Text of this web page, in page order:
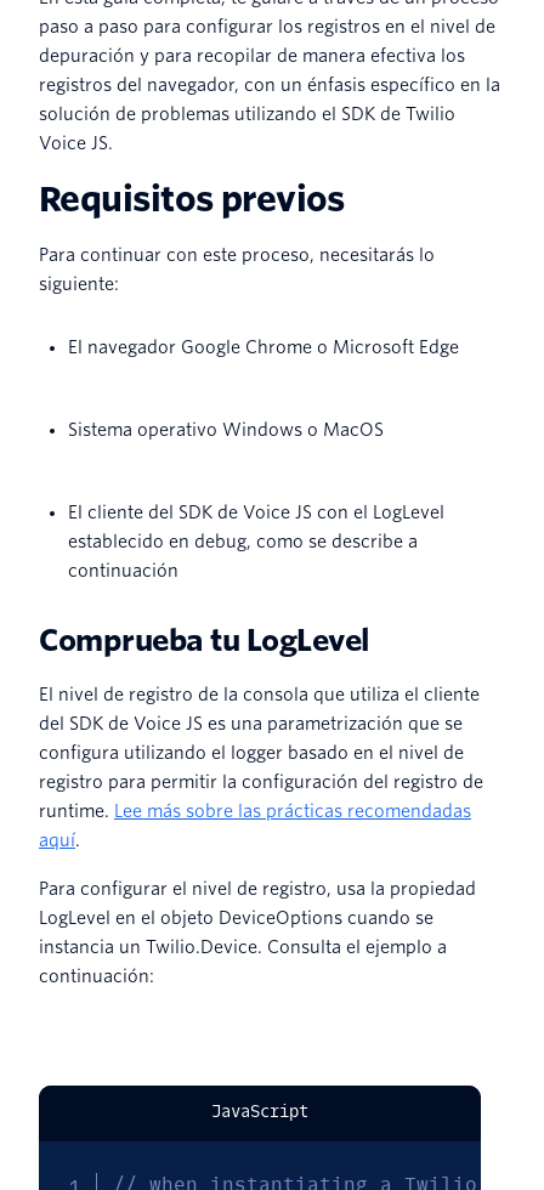
paso a paso para configurar los registros en el nivel de
depuración y para recopilar de manera efectiva los
registros del navegador, con un énfasis específico en la
solución de problemas utilizando el SDK de Twilio
Voice JS.
Requisitos previos
Para continuar con este proceso, necesitarás lo
siguiente:
El navegador Google Chrome o Microsoft Edge
Sistema operativo Windows o MacOS
El cliente del SDK de Voice JS con el LogLevel
establecido en debug, como se describe a
continuación
Comprueba tu LogLevel
El nivel de registro de la consola que utiliza el cliente
del SDK de Voice JS es una parametrización que se
configura utilizando el logger basado en el nivel de
registro para permitir la configuración del registro de
runtime.
Lee más sobre las prácticas recomendadas
aquí.
Para configurar el nivel de registro, usa la propiedad
LogLevel en el objeto DeviceOptions cuando se
instancia un Twilio.Device. Consulta el ejemplo a
continuación:
JavaScript
// when instantiating a